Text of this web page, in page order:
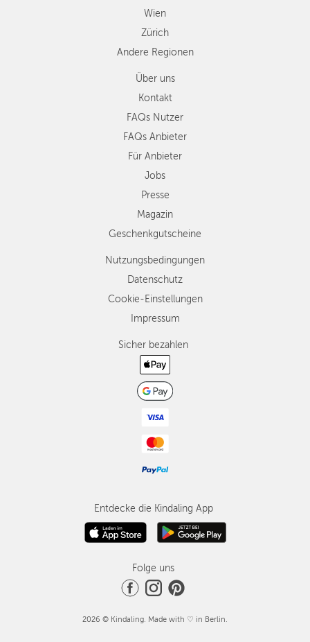
Wien
Zürich
Andere Regionen
Über uns
Kontakt
FAQs Nutzer
FAQs Anbieter
Für Anbieter
Jobs
Presse
Magazin
Geschenkgutscheine
Nutzungsbedingungen
Datenschutz
Cookie-Einstellungen
Impressum
Sicher bezahlen
Entdecke die Kindaling App
Folge uns
2026 © Kindaling. Made with ♡ in Berlin.